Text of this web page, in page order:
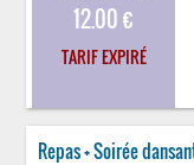
12.00 €
TARIF EXPIRÉ
Repas + Soirée